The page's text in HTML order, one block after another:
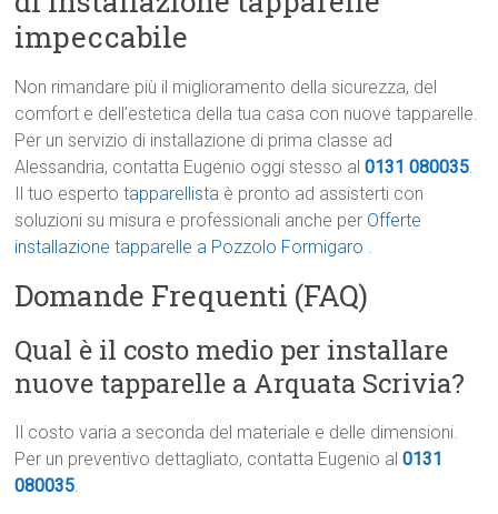
impeccabile
Non rimandare più il miglioramento della sicurezza, del
comfort e dell’estetica della tua casa con nuove tapparelle.
Per un servizio di installazione di prima classe ad
Alessandria, contatta Eugenio oggi stesso al0131 080035.
Il tuo espertotapparellista è pronto ad assisterti con
soluzioni su misura e professionali anche per Offerte
installazione tapparelle a Pozzolo Formigaro .
Domande Frequenti (FAQ)
Qual è il costo medio per installare
nuove tapparelle a Arquata Scrivia?
Il costo varia a seconda del materiale e delle dimensioni.
Per un preventivo dettagliato, contatta Eugenio al0131
080035.